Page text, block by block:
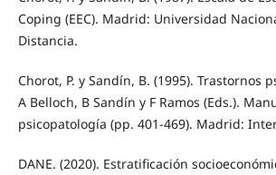
Coping (EEC). Madrid: Universidad
Distancia.
Chorot, P. y Sandín, B. (1995). Trastornos
A Belloch, B Sandín y F Ramos (Eds.).
psicopatología (pp. 401-469). Madrid:
DANE. (2020). Estratificación